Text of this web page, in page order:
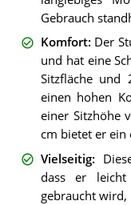
Gebrauch
Komfort: Der
und hat eine
Sitzfläche und
einen hohen
einer Sitzhöhe
cm bietet er ein
Vielseitig:
dass er
gebraucht